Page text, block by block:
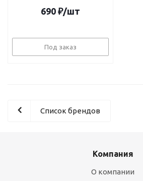
690 ₽/шт
Под заказ
Список брендов
Компания
О компании